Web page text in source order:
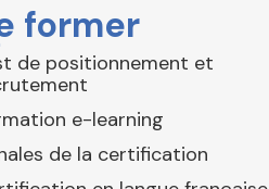
former
de positionnement et
e-learning
de la certification